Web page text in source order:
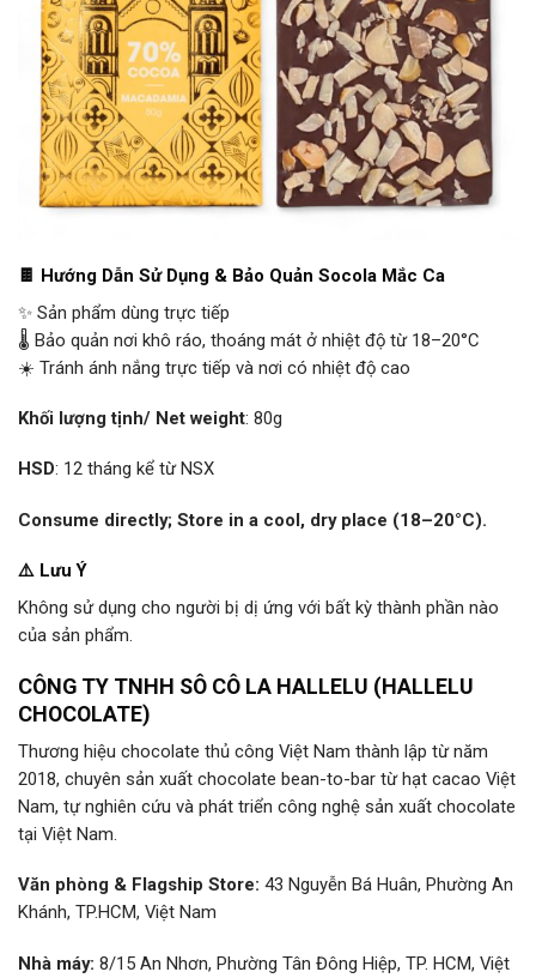
🍫 Hướng Dẫn Sử Dụng & Bảo Quản Socola Mắc Ca
✨ Sản phẩm dùng trực tiếp
🌡️ Bảo quản nơi khô ráo, thoáng mát ở nhiệt độ từ 18–20°C
☀️ Tránh ánh nắng trực tiếp và nơi có nhiệt độ cao
Khối lượng tịnh/ Net weight: 80g
HSD: 12 tháng kể từ NSX
Consume directly; Store in a cool, dry place (18–20°C).
⚠️ Lưu Ý
Không sử dụng cho người bị dị ứng với bất kỳ thành phần nào
của sản phẩm.
CÔNG TY TNHH SÔ CÔ LA HALLELU (HALLELU
CHOCOLATE)
Thương hiệu chocolate thủ công Việt Nam thành lập từ năm
2018, chuyên sản xuất chocolate bean-to-bar từ hạt cacao Việt
Nam, tự nghiên cứu và phát triển công nghệ sản xuất chocolate
tại Việt Nam.
Văn phòng & Flagship Store: 43 Nguyễn Bá Huân, Phường An
Khánh, TP.HCM, Việt Nam
Nhà máy: 8/15 An Nhơn, Phường Tân Đông Hiệp, TP. HCM, Việt